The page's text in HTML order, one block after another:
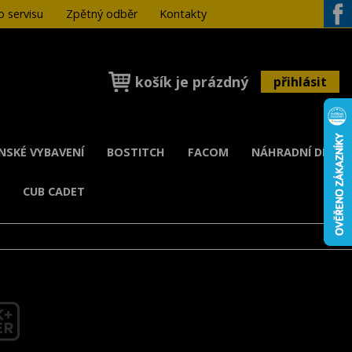
servisu Zpětný odběr
Kontakty
košík je prázdný přihlásit
VYBAVENÍ BOSTITCH FACOM NÁHRADNÍ DÍLY
CUB CADET